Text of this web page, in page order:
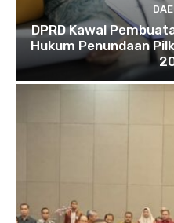
DPRD Kawal
Hukum Penundaan